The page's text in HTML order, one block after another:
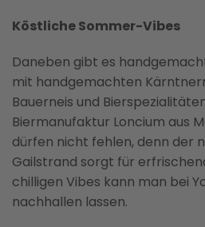
Köstliche Sommer-Vibes
Daneben gibt es
mit handgemachten
Bauerneis und
Biermanufaktur Loncium aus
dürfen nicht fehlen, denn der
Gailstrand sorgt für
chilligen Vibes kann man bei
nachhallen lassen.